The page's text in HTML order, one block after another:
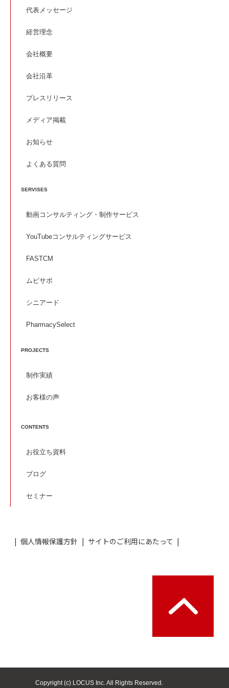
代表メッセージ
経営理念
会社概要
会社沿革
プレスリリース
メディア掲載
お知らせ
よくある質問
SERVISES
動画コンサルティング・制作サービス
YouTubeコンサルティングサービス
FASTCM
ムビサポ
シニアード
PharmacySelect
PROJECTS
制作実績
お客様の声
CONTENTS
お役立ち資料
ブログ
セミナー
個人情報保護方針 サイトのご利用にあたって
Copyright (c) LOCUS Inc. All Rights Reserved.